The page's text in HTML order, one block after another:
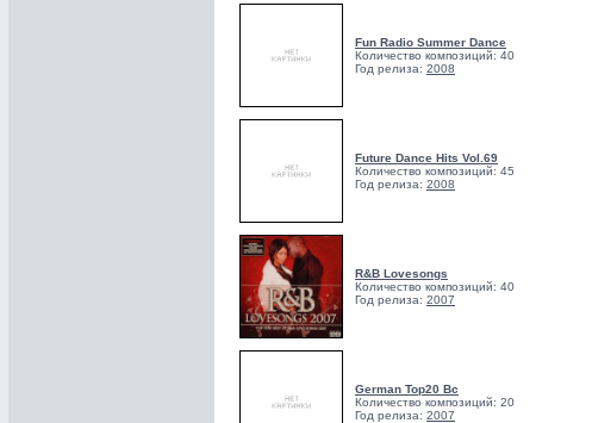
Fun Radio Summer Dance
Количество композиций: 40
Год релиза: 2008
Future Dance Hits Vol.69
Количество композиций: 45
Год релиза: 2008
R&B Lovesongs
Количество композиций: 40
Год релиза: 2007
German Top20 Bc
Количество композиций: 20
Год релиза: 2007